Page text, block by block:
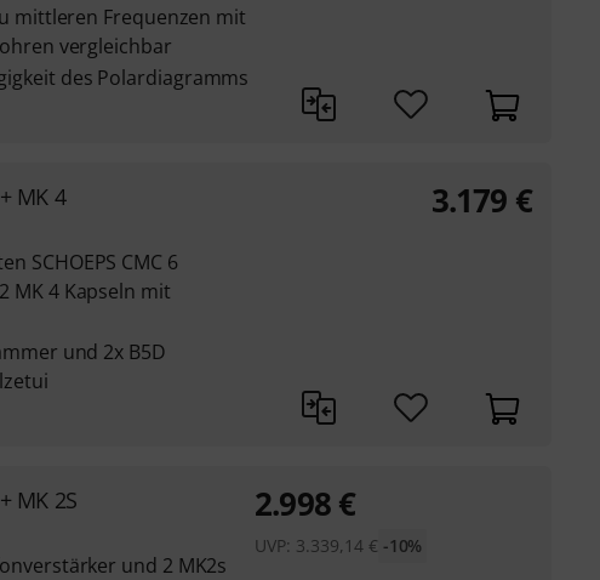
mittleren Frequenzen mit
vergleichbar
des Polardiagramms
MK 4
SCHOEPS CMC 6
MK 4 Kapseln mit
und 2x B5D
3.179 €
MK 2S
und 2 MK2s
2.998€
UVP: 3.339,14 € -10%